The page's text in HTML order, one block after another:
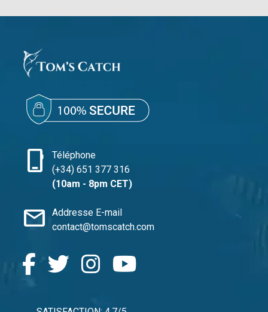
phone_iphone
Téléphone
(+34) 651 377 316
(10am - 8pm CET)
mail
Addresse E-mail
contact@tomscatch.com